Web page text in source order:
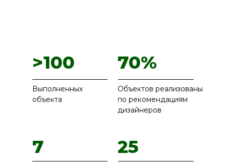
>100 70%
7 25
Выполненных
объекта
Объектов реализованы
по рекомендациям
дизайнеров